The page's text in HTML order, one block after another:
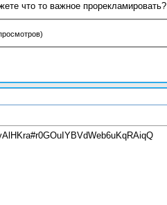
что то важное прорекламировать?